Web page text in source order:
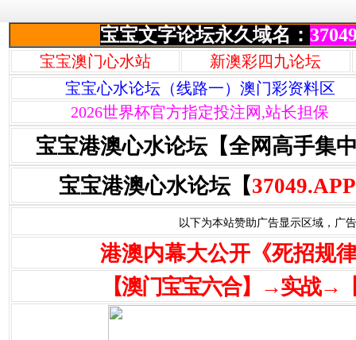
宝宝文字论坛永久域名：
宝宝澳门心水站
新澳彩四九论坛
宝宝心水论坛（线路一）澳门彩资料区
2026世界杯官方指定投注网,站长担保
宝宝港澳心水论坛【全网高手集
宝宝港澳心水论坛【37049.APP
以下为本站赞助广告显示区域，广
港澳内幕大公开《死招规
【澳门宝宝六合】→实战→